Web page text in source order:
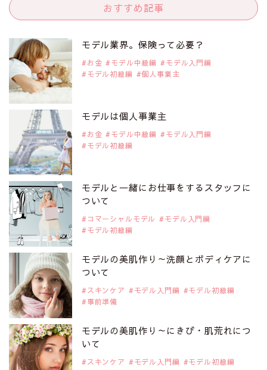
2019年9月29日
是非ご覧ください。
注目モデル 松川 来海さん
2019年9月29日
是非ご覧ください。
注目モデル 中条あやみさん
2019年9月29日
注目モデルを1名追加いたしました。
是非ご覧ください。
注目モデル 水原佑果さん
2019年9月29日
注目モデルを1名追加いたしました。
是非ご覧ください。
注目モデル CHIHARUさん
2019年9月29日
注目モデルを1名追加いたしました。
是非ご覧ください。
注目モデル 藤井サチさん
おすすめ記事
モデル業界。保険って必要？
お金 モデル中級編
モデル入門編
モデル初級編
個人事業主
モデルは個人事業主
お金 モデル中級編
モデル入門編
モデル初級編
モデルと一緒にお仕事をするスタッフに
ついて
コマーシャルモデル
モデル入門編
モデル初級編
モデルの美肌作り～洗顔とボディケアに
ついて
スキンケア モデル入門編
モデル初級編
事前準備
モデルの美肌作り～にきび・肌荒れにつ
いて
スキンケア モデル入門編
モデル初級編